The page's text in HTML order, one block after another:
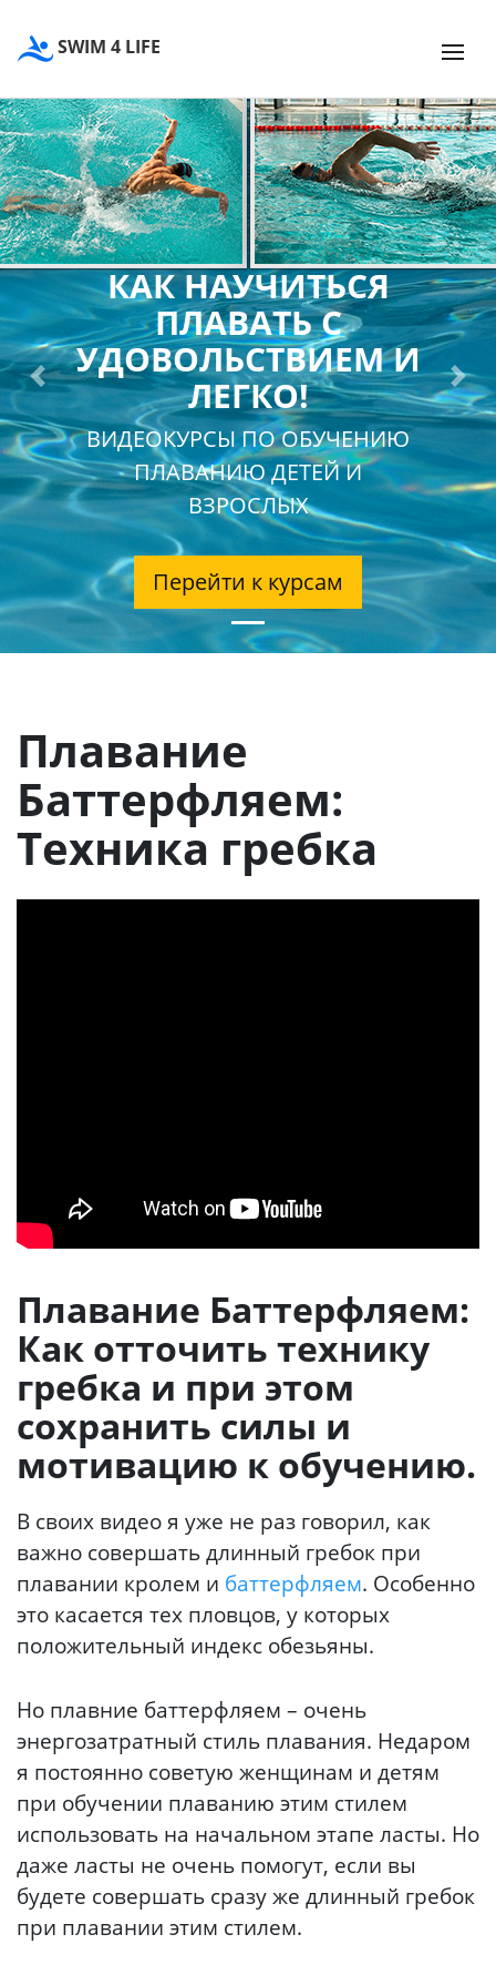
SWIM 4 LIFE
КАК НАУЧИТЬСЯ
ПЛАВАТЬ С
УДОВОЛЬСТВИЕМ И
ЛЕГКО!
ВИДЕОКУРСЫ ПО ОБУЧЕНИЮ
ПЛАВАНИЮ ДЕТЕЙ И
ВЗРОСЛЫХ
Перейти к курсам
Previous Next
Плавание
Баттерфляем:
Техника гребка
Плавание Баттерфляем:
Как отточить технику
гребка и при этом
сохранить силы и
мотивацию к обучению.
В своих видео я уже не раз говорил, как
важно совершать длинный гребок при
плавании кролем и баттерфляем. Особенно
это касается тех пловцов, у которых
положительный индекс обезьяны.
Но плавние баттерфляем – очень
энергозатратный стиль плавания. Недаром
я постоянно советую женщинам и детям
при обучении плаванию этим стилем
использовать на начальном этапе ласты. Но
даже ласты не очень помогут, если вы
будете совершать сразу же длинный гребок
при плавании этим стилем.